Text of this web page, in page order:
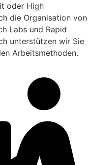
oder High
die Organisation von
Labs und Rapid
unterstützen wir Sie
Arbeitsmethoden.